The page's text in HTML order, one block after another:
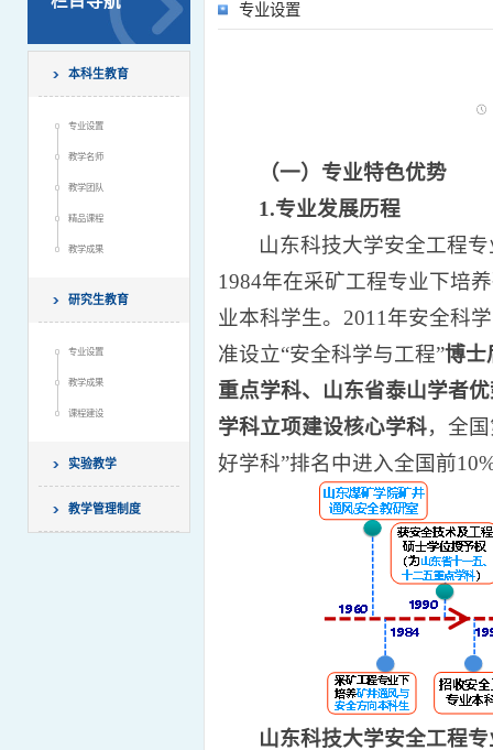
本科生教育
专业设置
教学名师
教学团队
精品课程
教学成果
研究生教育
专业设置
教学成果
课程建设
实验教学
教学管理制度
专业设置
（一）专业特色优势
1.专业发展历程
山东科技大学安全工程
1984年在采矿工程专业下培
业本科学生。2011年安全科
准设立“安全科学与工程”博士
重点学科、
山东省泰山学者
学科立项建设核心学科，全
好学科”排名中进入全国前
山东科技大学安全工程